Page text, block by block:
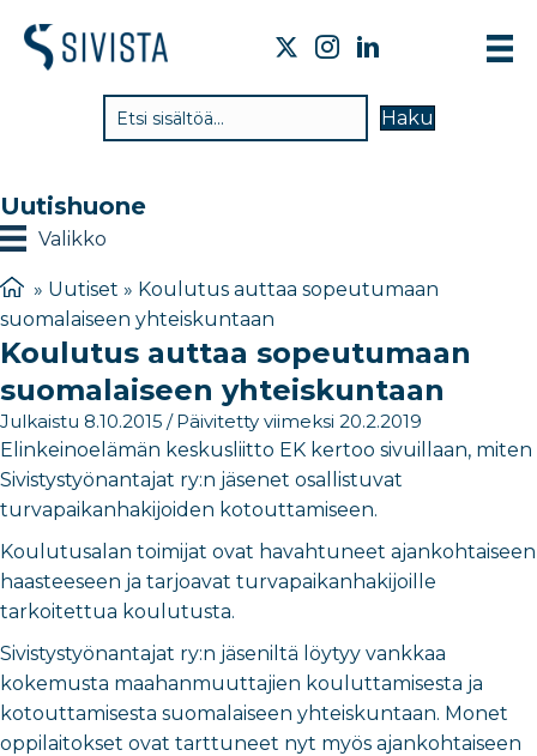
Haku
Uutishuone
Valikko
» Uutiset » Koulutus auttaa sopeutumaan
suomalaiseen yhteiskuntaan
Koulutus auttaa sopeutumaan
suomalaiseen yhteiskuntaan
Julkaistu 8.10.2015 / Päivitetty viimeksi 20.2.2019
Elinkeinoelämän keskusliitto EK kertoo sivuillaan, miten
Sivistystyönantajat ry:n jäsenet osallistuvat
turvapaikanhakijoiden kotouttamiseen.
Koulutusalan toimijat ovat havahtuneet ajankohtaiseen
haasteeseen ja tarjoavat turvapaikanhakijoille
tarkoitettua koulutusta.
Sivistystyönantajat ry:n jäseniltä löytyy vankkaa
kokemusta maahanmuuttajien kouluttamisesta ja
kotouttamisesta suomalaiseen yhteiskuntaan. Monet
oppilaitokset ovat tarttuneet nyt myös ajankohtaiseen